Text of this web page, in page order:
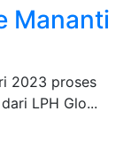
Mananti
2023 proses
LPH Glo...